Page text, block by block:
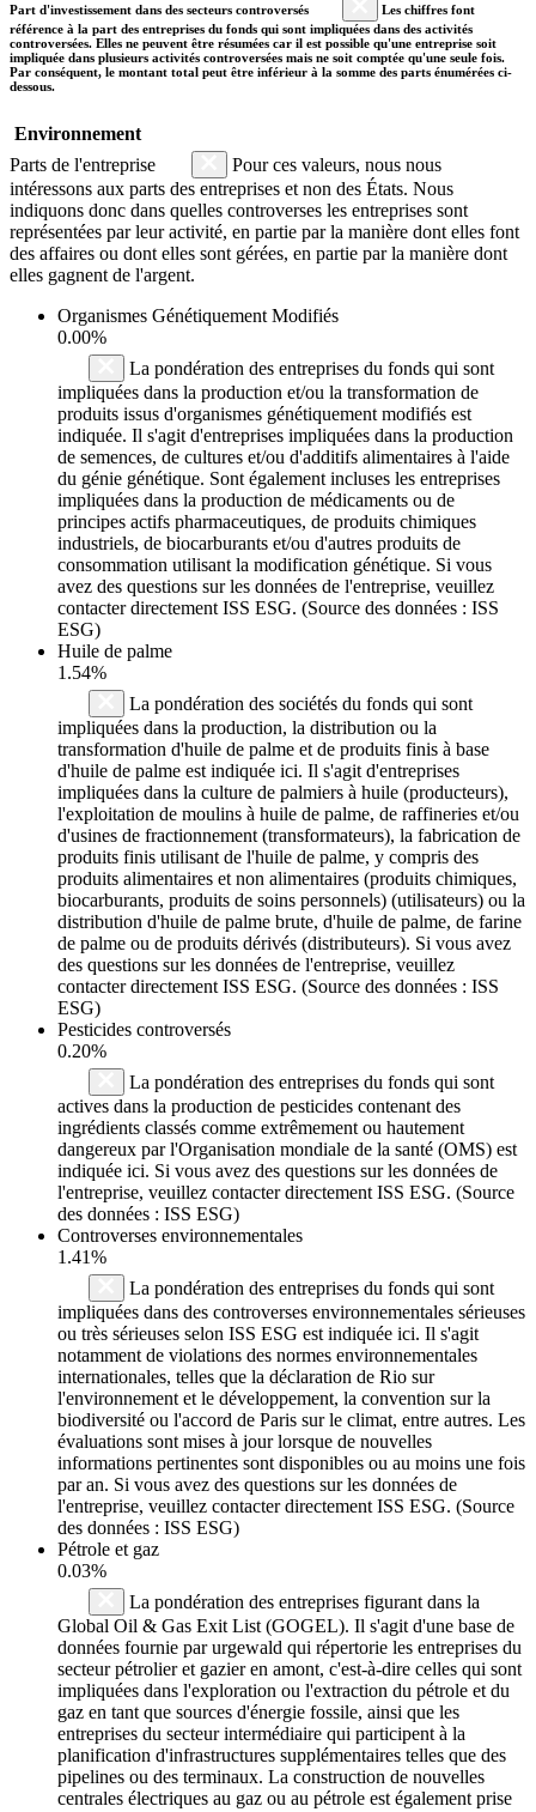
Part d'investissement dans des secteurs controversés
Les chiffres font
référence à la part des entreprises du fonds qui sont impliquées dans des activités
controversées. Elles ne peuvent être résumées car il est possible qu'une entreprise soit
impliquée dans plusieurs activités controversées mais ne soit comptée qu'une seule fois.
Par conséquent, le montant total peut être inférieur à la somme des parts énumérées ci-
dessous.
Environnement
Parts de l'entreprise
Pour ces valeurs, nous nous
intéressons aux parts des entreprises et non des États. Nous
indiquons donc dans quelles controverses les entreprises sont
représentées par leur activité, en partie par la manière dont elles font
des affaires ou dont elles sont gérées, en partie par la manière dont
elles gagnent de l'argent.
Organismes Génétiquement Modifiés
0.00%
La pondération des entreprises du fonds qui sont
impliquées dans la production et/ou la transformation de
produits issus d'organismes génétiquement modifiés est
indiquée. Il s'agit d'entreprises impliquées dans la production
de semences, de cultures et/ou d'additifs alimentaires à l'aide
du génie génétique. Sont également incluses les entreprises
impliquées dans la production de médicaments ou de
principes actifs pharmaceutiques, de produits chimiques
industriels, de biocarburants et/ou d'autres produits de
consommation utilisant la modification génétique. Si vous
avez des questions sur les données de l'entreprise, veuillez
contacter directement ISS ESG. (Source des données : ISS
ESG)
Huile de palme
1.54%
La pondération des sociétés du fonds qui sont
impliquées dans la production, la distribution ou la
transformation d'huile de palme et de produits finis à base
d'huile de palme est indiquée ici. Il s'agit d'entreprises
impliquées dans la culture de palmiers à huile (producteurs),
l'exploitation de moulins à huile de palme, de raffineries et/ou
d'usines de fractionnement (transformateurs), la fabrication de
produits finis utilisant de l'huile de palme, y compris des
produits alimentaires et non alimentaires (produits chimiques,
biocarburants, produits de soins personnels) (utilisateurs) ou la
distribution d'huile de palme brute, d'huile de palme, de farine
de palme ou de produits dérivés (distributeurs). Si vous avez
des questions sur les données de l'entreprise, veuillez
contacter directement ISS ESG. (Source des données : ISS
ESG)
Pesticides controversés
0.20%
La pondération des entreprises du fonds qui sont
actives dans la production de pesticides contenant des
ingrédients classés comme extrêmement ou hautement
dangereux par l'Organisation mondiale de la santé (OMS) est
indiquée ici. Si vous avez des questions sur les données de
l'entreprise, veuillez contacter directement ISS ESG. (Source
des données : ISS ESG)
Controverses environnementales
1.41%
La pondération des entreprises du fonds qui sont
impliquées dans des controverses environnementales sérieuses
ou très sérieuses selon ISS ESG est indiquée ici. Il s'agit
notamment de violations des normes environnementales
internationales, telles que la déclaration de Rio sur
l'environnement et le développement, la convention sur la
biodiversité ou l'accord de Paris sur le climat, entre autres. Les
évaluations sont mises à jour lorsque de nouvelles
informations pertinentes sont disponibles ou au moins une fois
par an. Si vous avez des questions sur les données de
l'entreprise, veuillez contacter directement ISS ESG. (Source
des données : ISS ESG)
Pétrole et gaz
0.03%
La pondération des entreprises figurant dans la
Global Oil & Gas Exit List (GOGEL). Il s'agit d'une base de
données fournie par urgewald qui répertorie les entreprises du
secteur pétrolier et gazier en amont, c'est-à-dire celles qui sont
impliquées dans l'exploration ou l'extraction du pétrole et du
gaz en tant que sources d'énergie fossile, ainsi que les
entreprises du secteur intermédiaire qui participent à la
planification d'infrastructures supplémentaires telles que des
pipelines ou des terminaux. La construction de nouvelles
centrales électriques au gaz ou au pétrole est également prise